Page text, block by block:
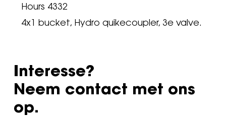
Hours 4332
4x1 bucket, Hydro quikecoupler, 3e valve.
Interesse?
Neem contact met ons
op.